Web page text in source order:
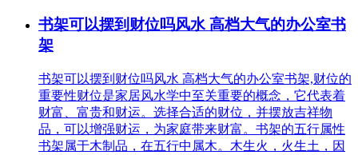
书架可以摆到财位吗风水 高档大气的办公室书
架
书架可以摆到财位吗风水 高档大气的办公室书架,财位的
重要性财位是家居风水学中至关重要的概念，它代表着
财富、富贵和财运。选择合适的财位，并摆放吉祥物
品，可以增强财运，为家庭带来财富。书架的五行属性
书架属于木制品，在五行中属木。木生火，火生土，因